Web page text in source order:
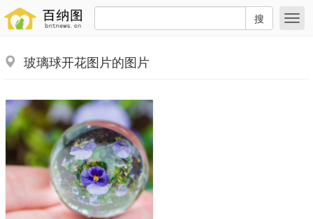
搜
玻璃球开花图片的图片